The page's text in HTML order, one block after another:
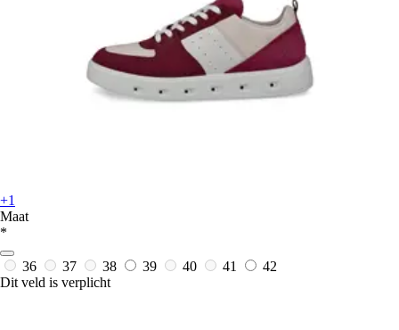
+1
Maat
*
36 37 38 39 40 41
42
Dit veld is verplicht